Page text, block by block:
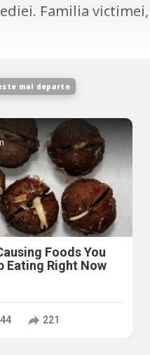
Familia
mai departe
Foods You
Eating Right Now
221